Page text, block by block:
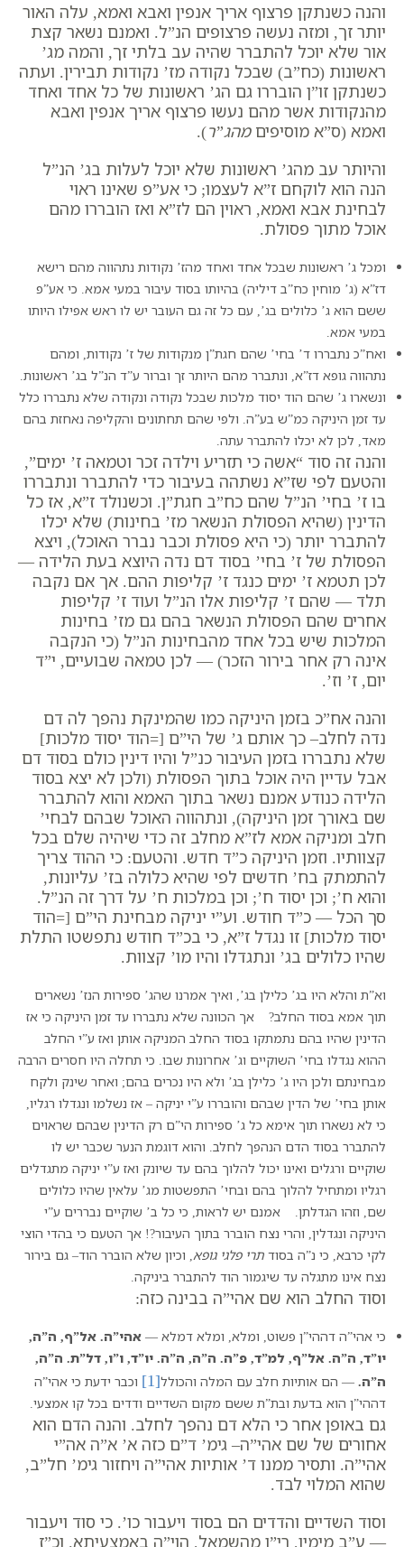
והנה כשנתקן פרצוף אריך אנפין ואבא ואמא, עלה האור
יותר זך, ומזה נעשה פרצופים הנ”ל. ואמנם נשאר קצת
אור שלא יוכל להתברר שהיה עב בלתי זך, והמה מג’
ראשונות (כח”ב) שבכל נקודה מז’ נקודות תבירין. ועתה
כשנתקן זו”ן הובררו גם הג’ ראשונות של כל אחד ואחד
מהנקודות אשר מהם נעשו פרצוף אריך אנפין ואבא
ואמא (ס”א מוסיפיםמהג”ר).
והיותר עב מהג’ ראשונות שלא יוכל לעלות בג’ הנ”ל
הנה הוא לוקחם ז”א לעצמו; כי אע”פ שאינו ראוי
לבחינת אבא ואמא, ראוין הם לז”א ואז הובררו מהם
אוכל מתוך פסולת.
ומכל ג’ ראשונות שבכל אחד ואחד מהז’ נקודות נתהווה מהם רישא
דז”א (ג’ מוחין כח”ב דיליה) בהיותו בסוד עיבור במעי אמא. כי אע”פ
ששם הוא ג’ כלולים בג’, עם כל זה גם העובר יש לו ראש אפילו היותו
במעי אמא.
ואח”כ נתבררו ד’ בחי’ שהם חגת”ן מנקודות של ז’ נקודות, ומהם
נתהווה גופא דז”א, ונתברר מהם היותר זך וברור ע”ד הנ”ל בג’ ראשונות.
ונשארו ג’ שהם הוד יסוד מלכות שבכל נקודה ונקודה שלא נתבררו כלל
עד זמן היניקה כמ”ש בע”ה. ולפי שהם תחתונים והקליפה נאחזת בהם
מאד, לכן לא יכלו להתברר עתה.
והנה זה סוד “אשה כי תזריע וילדה זכר וטמאה ז’ ימים”,
והטעם לפי שז”א נשתהה בעיבור כדי להתברר ונתבררו
בו ז’ בחי’ הנ”ל שהם כח”ב חגת”ן. וכשנולד ז”א, אז כל
הדינין (שהיא הפסולת הנשאר מז’ בחינות) שלא יכלו
להתברר יותר (כי היא פסולת וכבר נברר האוכל), ויצא
הפסולת של ז’ בחי’ בסוד דם נדה היוצא בעת הלידה —
לכן תטמא ז’ ימים כנגד ז’ קליפות ההם. אך אם נקבה
תלד — שהם ז’ קליפות אלו הנ”ל ועוד ז’ קליפות
אחרים שהם הפסולת הנשאר בהם גם מז’ בחינות
המלכות שיש בכל אחד מהבחינות הנ”ל (כי הנקבה
אינה רק אחר בירור הזכר) — לכן טמאה שבועיים, י”ד
יום, ז’ וז’.
והנה אח”כ בזמן היניקה כמו שהמינקת נהפך לה דם
נדה לחלב– כך אותם ג’ של הי”ם [=הוד יסוד מלכות]
שלא נתבררו בזמן העיבור כנ”ל והיו דינין כולם בסוד דם
אבל עדיין היה אוכל בתוך הפסולת (ולכן לא יצא בסוד
הלידה כנודע אמנם נשאר בתוך האמא והוא להתברר
שם באורך זמן היניקה), ונתהווה האוכל שבהם לבחי’
חלב ומניקה אמא לז”א מחלב זה כדי שיהיה שלם בכל
קצוותיו. וזמן היניקה כ”ד חדש. והטעם: כי ההוד צריך
להתמתק בח’ חדשים לפי שהיא כלולה בז’ עליונות,
והוא ח’; וכן יסוד ח’; וכן במלכות ח’ על דרך זה הנ”ל.
סך הכל — כ”ד חודש. וע”י יניקה מבחינת הי”ם [=הוד
יסוד מלכות] זו נגדל ז”א, כי בכ”ד חודש נתפשטו התלת
שהיו כלולים בג’ ונתגדלו והיו מו’ קצוות.
וא”ת והלא היו בג’ כלילן בג’, ואיך אמרנו שהג’ ספירות הנז’ נשארים
תוך אמא בסוד החלב? אך הכוונה שלא נתבררו עד זמן היניקה כי אז
הדינין שהיו בהם נתמתקו בסוד החלב המניקה אותן ואז ע”י החלב
ההוא נגדלו בחי’ השוקיים וג’ אחרונות שבו. כי תחלה היו חסרים הרבה
מבחינתם ולכן היו ג’ כלילן בג’ ולא היו נכרים בהם; ואחר שינק ולקח
אותן בחי’ של הדין שבהם והובררו ע”י יניקה – אז נשלמו ונגדלו רגליו,
כי לא נשארו תוך אימא כל ג’ ספירות הי”ם רק הדינין שבהם שראוים
להתברר בסוד הדם הנהפך לחלב. והוא דוגמת הנער שכבר יש לו
שוקיים ורגלים ואינו יכול להלוך בהם עד שיונק ואז ע”י יניקה מתגדלים
רגליו ומתחיל להלוך בהם ובחי’ התפשטות מג’ עלאין שהיו כלולים
שם, וזהו הגדלתן. אמנם יש לראות, כי כל ב’ שוקיים נבררים ע”י
היניקה ונגדלין, והרי נצח הוברר בתוך העיבור?! אך הטעם כי בהדי הוצי
לקי כרבא, כי נ”ה בסוד תרי פלגי גופא, וכיון שלא הוברר הוד– גם בירור
נצח אינו מתגלה עד שיגמור הוד להתברר ביניקה.
וסוד החלב הוא שם אהי”ה בבינה כזה:
כי אהי”ה דההי”ן פשוט, ומלא, ומלא דמלא — אהי”ה. אל”ף, ה”ה,
יו”ד, ה”ה. אל”ף, למ”ד, פ”ה. ה”ה, ה”ה. יו”ד, ו”ו, דל”ת. ה”ה,
ה”ה. — הם אותיות חלב עם המלה והכולל‏[1]
וכבר ידעת כי אהי”ה
דההי”ן הוא בדעת ובת”ת ששם מקום השדיים ודדים בכל קו אמצעי.
גם באופן אחר כי הלא דם נהפך לחלב. והנה הדם הוא
אחורים של שם אהי”ה– גימ’ ד”ם כזה א’ א”ה אה”י
אהי”ה. ותסיר ממנו ד’ אותיות אהי”ה ויחזור גימ’ חל”ב,
שהוא המלוי לבד.
וסוד השדיים והדדים הם בסוד ויעבור כו’. כי סוד ויעבור
— ע”ב מימין, רי”ו מהשמאל, הוי”ה באמצעיתא. וכ”ז